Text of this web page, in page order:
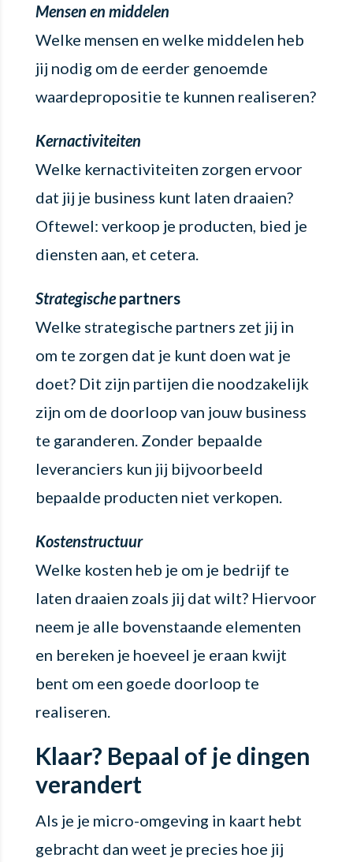
Mensen en middelen
Welke mensen en welke middelen heb
jij nodig om de eerder genoemde
waardepropositie te kunnen realiseren?
Kernactiviteiten
Welke kernactiviteiten zorgen ervoor
dat jij je business kunt laten draaien?
Oftewel: verkoop je producten, bied je
diensten aan, et cetera.
Strategischepartners
Welke strategische partners zet jij in
om te zorgen dat je kunt doen wat je
doet? Dit zijn partijen die noodzakelijk
zijn om de doorloop van jouw business
te garanderen. Zonder bepaalde
leveranciers kun jij bijvoorbeeld
bepaalde producten niet verkopen.
Kostenstructuur
Welke kosten heb je om je bedrijf te
laten draaien zoals jij dat wilt? Hiervoor
neem je alle bovenstaande elementen
en bereken je hoeveel je eraan kwijt
bent om een goede doorloop te
realiseren.
Klaar? Bepaal of je dingen
verandert
Als je je micro-omgeving in kaart hebt
gebracht dan weet je precies hoe jij